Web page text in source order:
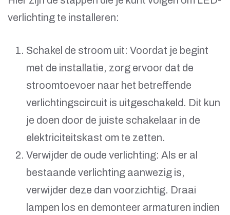
verlichting te installeren:
Schakel de stroom uit: Voordat je begint
met de installatie, zorg ervoor dat de
stroomtoevoer naar het betreffende
verlichtingscircuit is uitgeschakeld. Dit kun
je doen door de juiste schakelaar in de
elektriciteitskast om te zetten.
Verwijder de oude verlichting: Als er al
bestaande verlichting aanwezig is,
verwijder deze dan voorzichtig. Draai
lampen los en demonteer armaturen indien